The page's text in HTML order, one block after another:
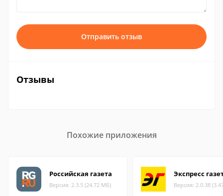
Отправить отзыв
Отзывы
Похожие приложения
Российская газета
Версия: 2.3.5 (24.72 МБ)
Экспресс
Версия: 2.0.38